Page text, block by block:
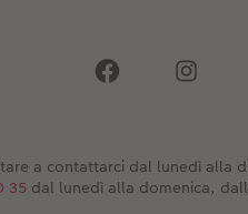
a contattarci dal lunedì alla
35 dal lunedì alla domenica,